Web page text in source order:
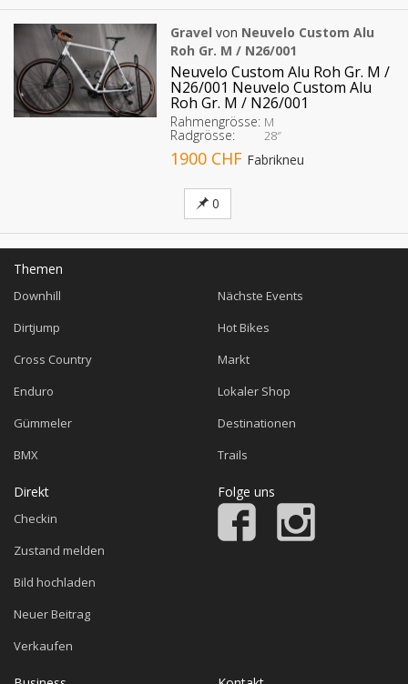
Gravel von Neuvelo Custom Alu
Roh Gr. M / N26/001
Neuvelo Custom Alu Roh Gr. M /
N26/001 Neuvelo Custom Alu
Roh Gr. M / N26/001
Rahmengrösse: M
Radgrösse: 28″
1900 CHF Fabrikneu
0
Themen
Downhill
Dirtjump
Cross Country
Enduro
Gümmeler
BMX
Nächste Events
Hot Bikes
Markt
Lokaler Shop
Destinationen
Trails
Direkt
Checkin
Zustand melden
Bild hochladen
Neuer Beitrag
Verkaufen
Folge uns